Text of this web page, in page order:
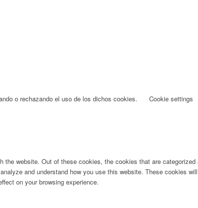
o rechazando el uso de los dichos cookies. Cookie settings
website. Out of these cookies, the cookies that are
and understand how you use this website. These cookies
on your browsing experience.